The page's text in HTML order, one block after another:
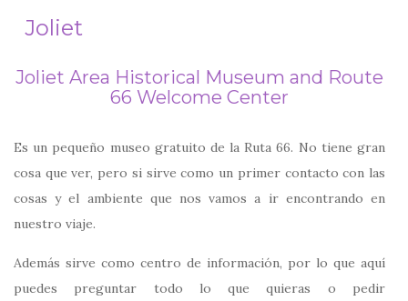
Joliet
Joliet Area Historical Museum and Route
66 Welcome Center
Es un pequeño museo gratuito de la Ruta 66. No tiene gran
cosa que ver, pero si sirve como un primer contacto con las
cosas y el ambiente que nos vamos a ir encontrando en
nuestro viaje.
Además sirve como centro de información, por lo que aquí
puedes preguntar todo lo que quieras o pedir